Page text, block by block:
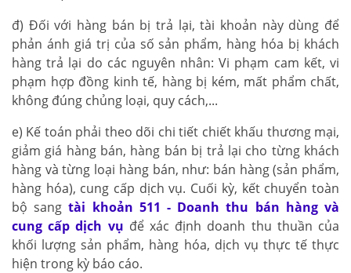
đ) Đối với hàng bán bị trả lại, tài khoản này dùng để
phản ánh giá trị của số sản phẩm, hàng hóa bị khách
hàng trả lại do các nguyên nhân: Vi phạm cam kết, vi
phạm hợp đồng kinh tế, hàng bị kém, mất phẩm chất,
không đúng chủng loại, quy cách,...
e) Kế toán phải theo dõi chi tiết chiết khấu thương mại,
giảm giá hàng bán, hàng bán bị trả lại cho từng khách
hàng và từng loại hàng bán, như: bán hàng (sản phẩm,
hàng hóa), cung cấp dịch vụ. Cuối kỳ, kết chuyển toàn
bộ sangtài khoản 511 - Doanh thu bán hàng và
cung cấp dịch vụ để xác định doanh thu thuần của
khối lượng sản phẩm, hàng hóa, dịch vụ thực tế thực
hiện trong kỳ báo cáo.